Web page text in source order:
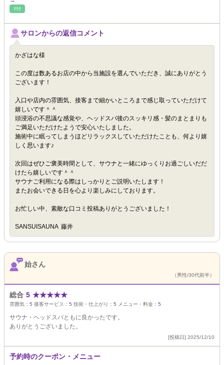
ﾘﾗｸ
サロンからの返信コメント
かざはな様
この度は数あるお店の中から当施設を選んでいただき、誠にありがとう
ございます！
入口や店内の雰囲気、接客まで細かいところまで感じ取っていただけて
嬉しいです＾＾
頭浸浴の不思議な感覚や、ヘッドスパ後のスッキリ感・髪のまとまりも
ご満足いただけたようで安心いたしました。
施術中に眠ってしまうほどリラックスしていただけたことも、何より嬉
しく思います♪
次回はぜひご褒美時間として、サウナと一緒にゆっくりお過ごしいだだ
けたら嬉しいです＾＾
サウナご利用になる際はしっかりとご説明いたします！
またお会いできる日を心より楽しみにしております。
お忙しい中、素敵な口コミ投稿ありがとうございました！
SANSUISAUNA 藤井
始さん
（男性/30代前半）
総合 5 ★★★★★
雰囲気： 5 接客サービス： 5 技術・仕上がり： 5 メニュー・料金： 5
サウナ・ヘッドスパともに良かったです。
ありがとうございました。
[投稿日] 2025/12/10
予約時のクーポン・メニュー